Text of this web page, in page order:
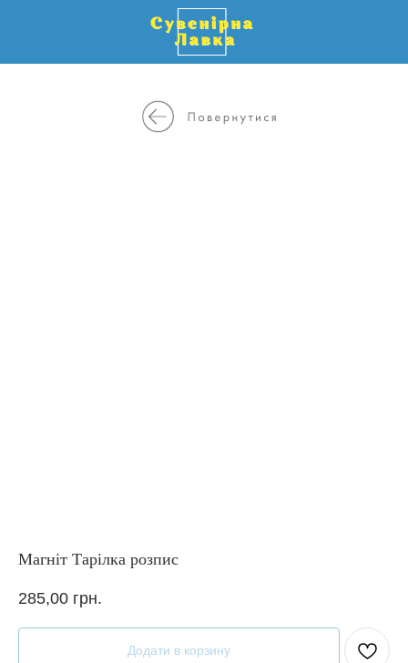
Магніт Тарілка розпис
285,00 грн.
Додати в корзину